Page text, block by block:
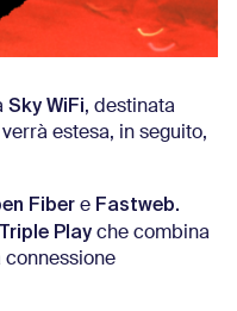
Sky WiFi, destinata
estesa, in seguito,
Fiber e Fastweb.
Triple Play che combina
connessione